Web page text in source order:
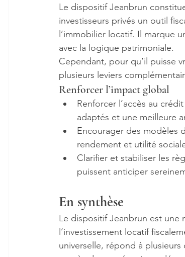
Le dispositif Jeanbrun
investisseurs privés un outil
l’immobilier locatif. Il marque
avec la logique patrimoniale.
Cependant, pour qu’il puisse
plusieurs leviers
Renforcer l’impact global
Renforcer l’accès au
adaptés et une meilleure
Encourager des modèles
rendement et utilité
Clarifier et stabiliser les
puissent anticiper
En synthèse
Le dispositif Jeanbrun est
l’investissement locatif
universelle, répond à